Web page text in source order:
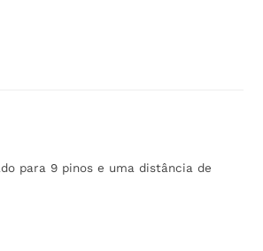
para 9 pinos e uma distância de